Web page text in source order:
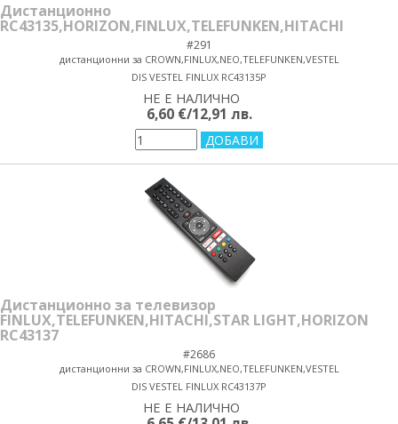
Дистанционно
RC43135,HORIZON,FINLUX,TELEFUNKEN,HITACHI
#291
дистанционни за CROWN,FINLUX,NEO,TELEFUNKEN,VESTEL
DIS VESTEL FINLUX RC43135P
НЕ Е НАЛИЧНО
6,60 €/12,91 лв.
Дистанционно за телевизор
FINLUX,TELEFUNKEN,HITACHI,STAR LIGHT,HORIZON
RC43137
#2686
дистанционни за CROWN,FINLUX,NEO,TELEFUNKEN,VESTEL
DIS VESTEL FINLUX RC43137P
НЕ Е НАЛИЧНО